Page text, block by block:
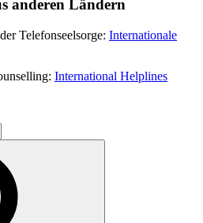
anderen Ländern
Telefonseelsorge: Internationale
International Helplines